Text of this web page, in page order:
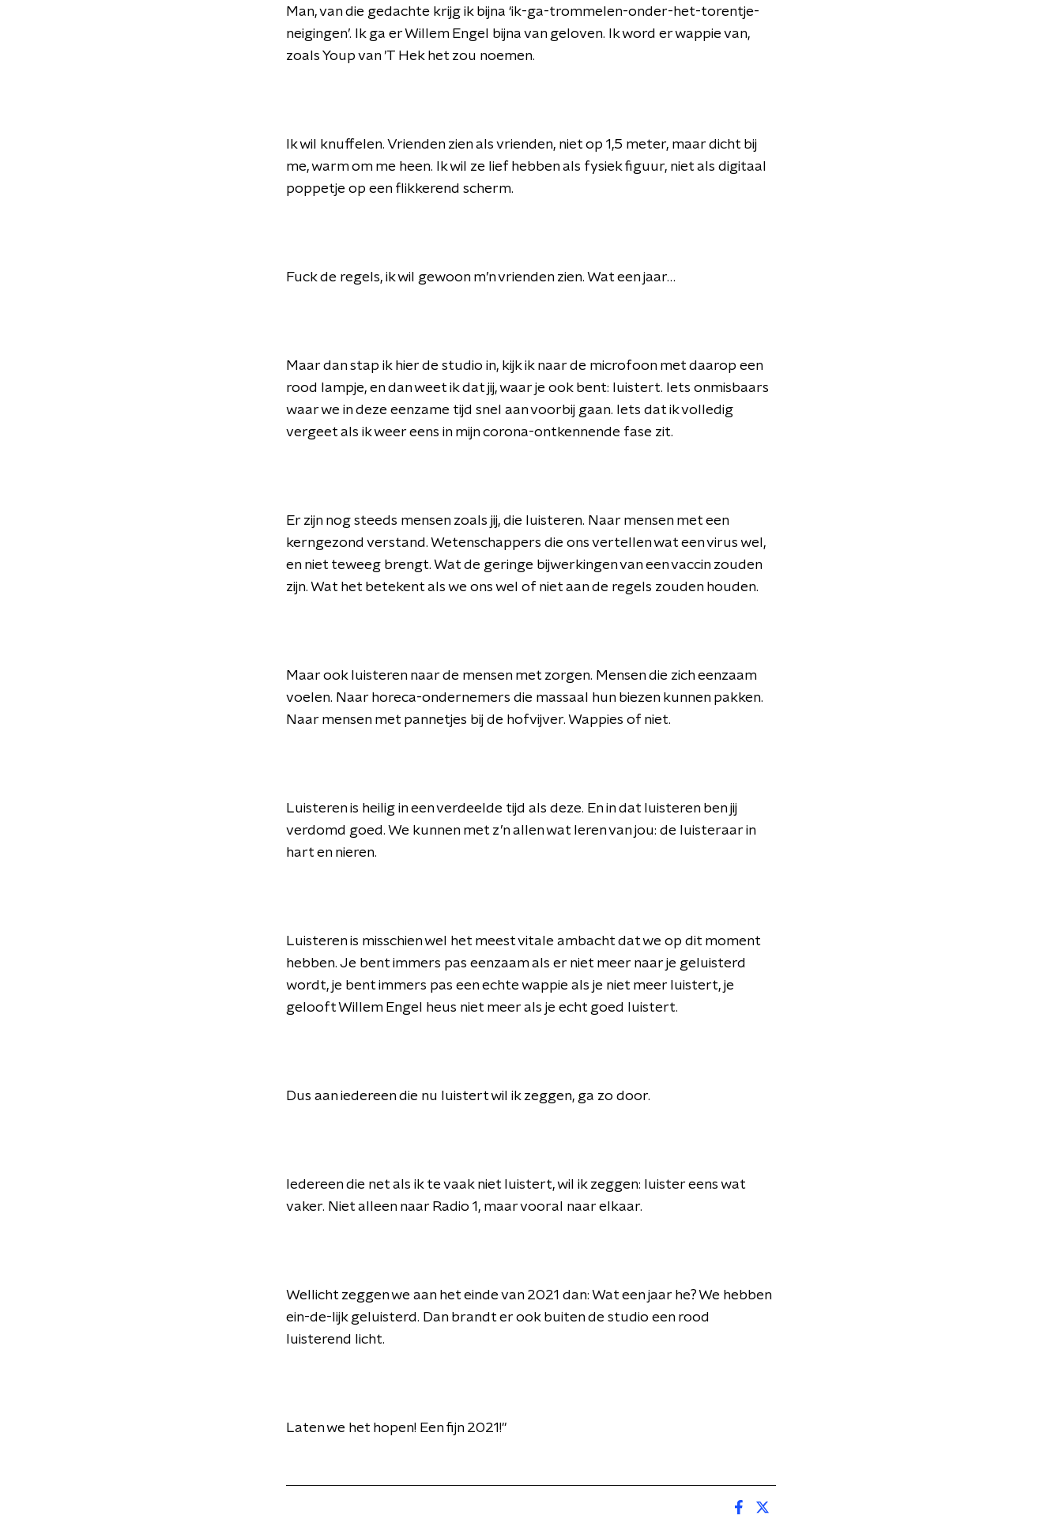
Man, van die gedachte krijg ik bijna ‘ik-ga-trommelen-onder-het-torentje-
neigingen’. Ik ga er Willem Engel bijna van geloven. Ik word er wappie van,
zoals Youp van ’T Hek het zou noemen.
Ik wil knuffelen. Vrienden zien als vrienden, niet op 1,5 meter, maar dicht bij
me, warm om me heen. Ik wil ze lief hebben als fysiek figuur, niet als digitaal
poppetje op een flikkerend scherm.
Fuck de regels, ik wil gewoon m’n vrienden zien. Wat een jaar…
Maar dan stap ik hier de studio in, kijk ik naar de microfoon met daarop een
rood lampje, en dan weet ik dat jij, waar je ook bent: luistert. Iets onmisbaars
waar we in deze eenzame tijd snel aan voorbij gaan. Iets dat ik volledig
vergeet als ik weer eens in mijn corona-ontkennende fase zit.
Er zijn nog steeds mensen zoals jij, die luisteren. Naar mensen met een
kerngezond verstand. Wetenschappers die ons vertellen wat een virus wel,
en niet teweeg brengt. Wat de geringe bijwerkingen van een vaccin zouden
zijn. Wat het betekent als we ons wel of niet aan de regels zouden houden.
Maar ook luisteren naar de mensen met zorgen. Mensen die zich eenzaam
voelen. Naar horeca-ondernemers die massaal hun biezen kunnen pakken.
Naar mensen met pannetjes bij de hofvijver. Wappies of niet.
Luisteren is heilig in een verdeelde tijd als deze. En in dat luisteren ben jij
verdomd goed. We kunnen met z’n allen wat leren van jou: de luisteraar in
hart en nieren.
Luisteren is misschien wel het meest vitale ambacht dat we op dit moment
hebben. Je bent immers pas eenzaam als er niet meer naar je geluisterd
wordt, je bent immers pas een echte wappie als je niet meer luistert, je
gelooft Willem Engel heus niet meer als je echt goed luistert.
Dus aan iedereen die nu luistert wil ik zeggen, ga zo door.
Iedereen die net als ik te vaak niet luistert, wil ik zeggen: luister eens wat
vaker. Niet alleen naar Radio 1, maar vooral naar elkaar.
Wellicht zeggen we aan het einde van 2021 dan: Wat een jaar he? We hebben
ein-de-lijk geluisterd. Dan brandt er ook buiten de studio een rood
luisterend licht.
Laten we het hopen! Een fijn 2021!"